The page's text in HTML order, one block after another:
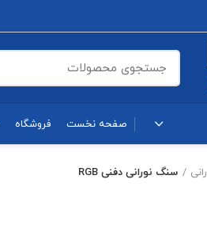
صفحه نخست فروشگاه
سنگ نورانی دفنی RGB